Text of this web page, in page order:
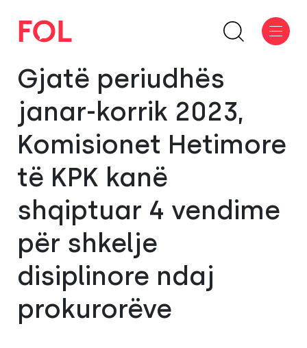
Gjatë periudhës
janar-korrik 2023,
Komisionet Hetimore
të KPK kanë
shqiptuar 4 vendime
për shkelje
disiplinore ndaj
prokurorëve